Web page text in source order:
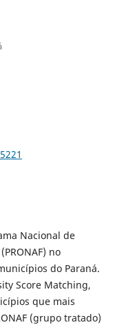
Nacional de
no
do Paraná.
Score Matching,
que mais
(grupo tratado)